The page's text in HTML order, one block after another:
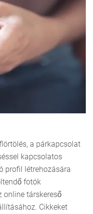
a párkapcsolat
kapcsolatos
profil létrehozására
fotók
online társkereső
Cikkeket